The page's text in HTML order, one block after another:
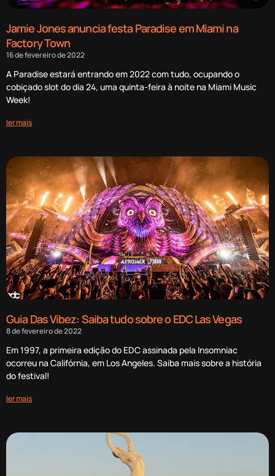
Jamie Jones anuncia festa Paradise em Miami na
Factory Town
16 de fevereiro de 2022
A Paradise estará entrando em 2022 com tudo, ocupando o
cobiçado slot do dia 24, uma quinta-feira à noite na Miami Music
Week!
ler mais
Guia Das Vibez: Saiba tudo sobre o EDC Las Vegas
8 de fevereiro de 2022
Em 1997, a primeira edição do EDC assinada pela Insomniac
ocorreu na Califórnia, em Los Angeles. Saiba mais sobre a história
do festival!
ler mais